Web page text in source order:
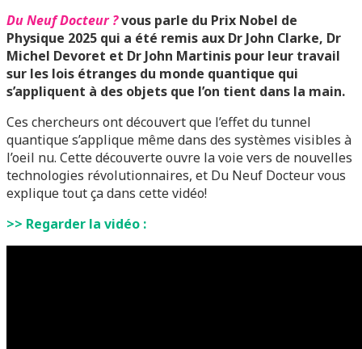
Du Neuf Docteur ?vous parle du Prix Nobel de
Physique 2025 qui a été remis aux Dr John Clarke, Dr
Michel Devoret et Dr John Martinis pour leur travail
sur les lois étranges du monde quantique qui
s’appliquent à des objets que l’on tient dans la main.
Ces chercheurs ont découvert que l’effet du tunnel
quantique s’applique même dans des systèmes visibles à
l’oeil nu. Cette découverte ouvre la voie vers de nouvelles
technologies révolutionnaires, et Du Neuf Docteur vous
explique tout ça dans cette vidéo!
>> Regarder la vidéo :